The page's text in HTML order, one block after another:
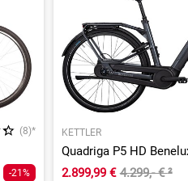
(8)*
-21%
KETTLER
2.899,99 € 4.299,- €²